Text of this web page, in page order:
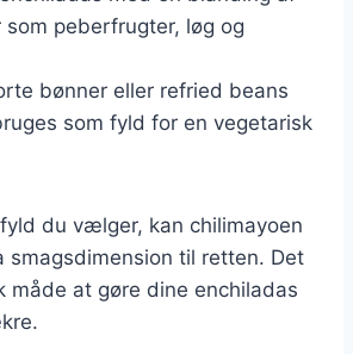
som peberfrugter, løg og
bønner eller refried beans
som fyld for en vegetarisk
du vælger, kan chilimayoen
smagsdimension til retten. Det
måde at gøre dine enchiladas